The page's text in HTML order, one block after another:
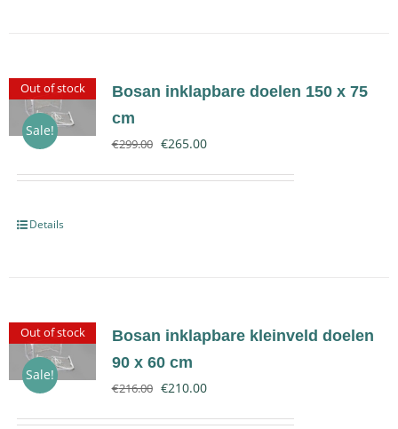
Out of stock
Sale!
Bosan inklapbare doelen 150 x 75
cm
€299.00 €265.00
Details
Out of stock
Sale!
Bosan inklapbare kleinveld doelen
90 x 60 cm
€216.00 €210.00